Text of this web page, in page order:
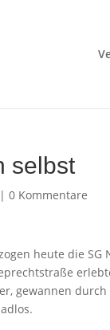
selbst
| 0 Kommentare
heute die
gewannen